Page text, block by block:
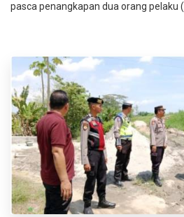
pasca penangkapan dua orang pelaku (